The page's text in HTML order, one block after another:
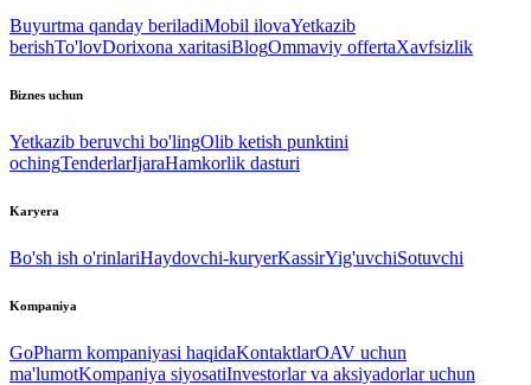
Buyurtma qanday beriladiMobil ilovaYetkazib
berishTo'lovDorixona xaritasiBlogOmmaviy offertaXavfsizlik
Biznes uchun
Yetkazib beruvchi bo'lingOlib ketish punktini
ochingTenderlarIjaraHamkorlik dasturi
Karyera
Bo'sh ish o'rinlariHaydovchi-kuryerKassirYig'uvchiSotuvchi
Kompaniya
GoPharm kompaniyasi haqidaKontaktlarOAV uchun
ma'lumotKompaniya siyosatiInvestorlar va aksiyadorlar uchun